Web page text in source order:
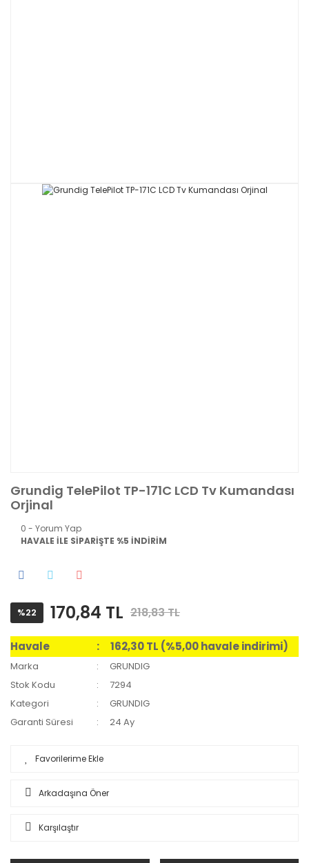
Grundig TelePilot TP-171C LCD Tv Kumandası
Orjinal
0 - Yorum Yap
HAVALE İLE SİPARİŞTE %5 İNDİRİM
%22 170,84 TL 218,83 TL
Havale 162,30 TL (%5,00 havale indirimi)
Marka
GRUNDIG
Stok Kodu
7294
Kategori
GRUNDIG
Garanti Süresi
24 Ay
Arkadaşına Öner
Karşılaştır